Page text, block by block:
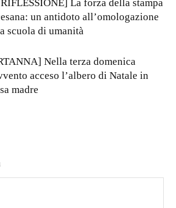
La forza della stampa
un antidoto all’omologazione
scuola di umanità
Nella terza domenica
acceso l’albero di Natale in
madre